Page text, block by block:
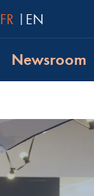
FR EN
Newsroom